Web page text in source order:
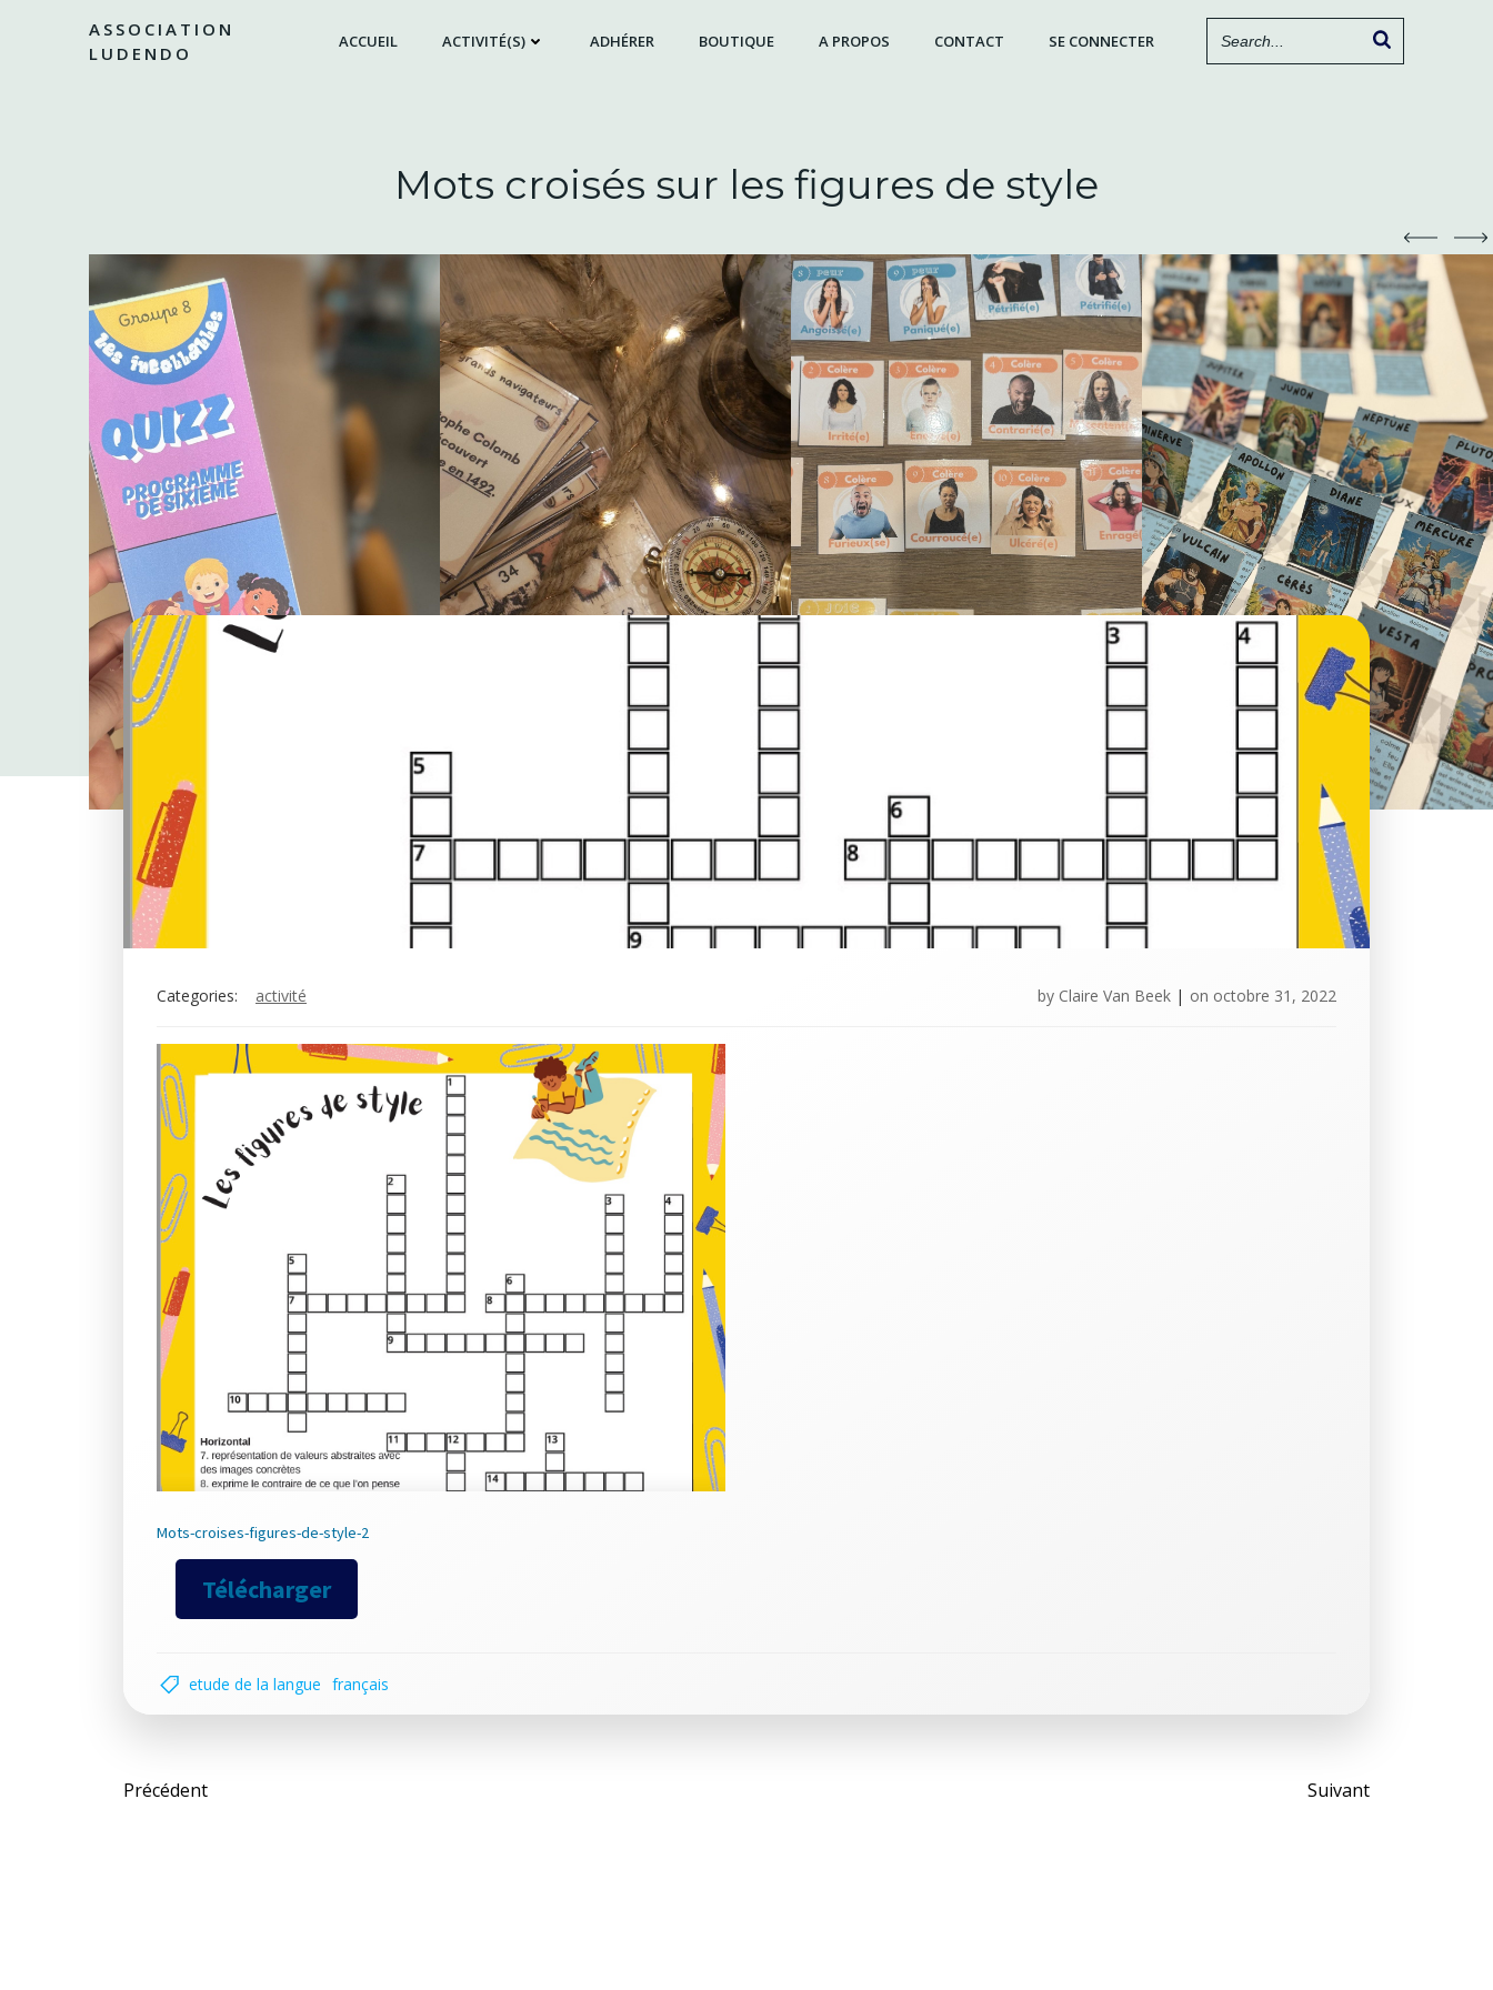
ASSOCIATION
LUDENDO
ACCUEIL ACTIVITÉ(S) ADHÉRER BOUTIQUE A PROPOS CONTACT SE CONNECTER
Mots croisés sur les figures de style
Categories: activité by Claire Van Beek | on octobre 31, 2022
Mots-croises-figures-de-style-2
Télécharger
etude de la langue français
Post
Précédent
Post
Suivant